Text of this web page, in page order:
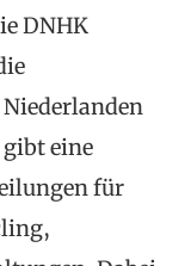
DNHK
eine
für